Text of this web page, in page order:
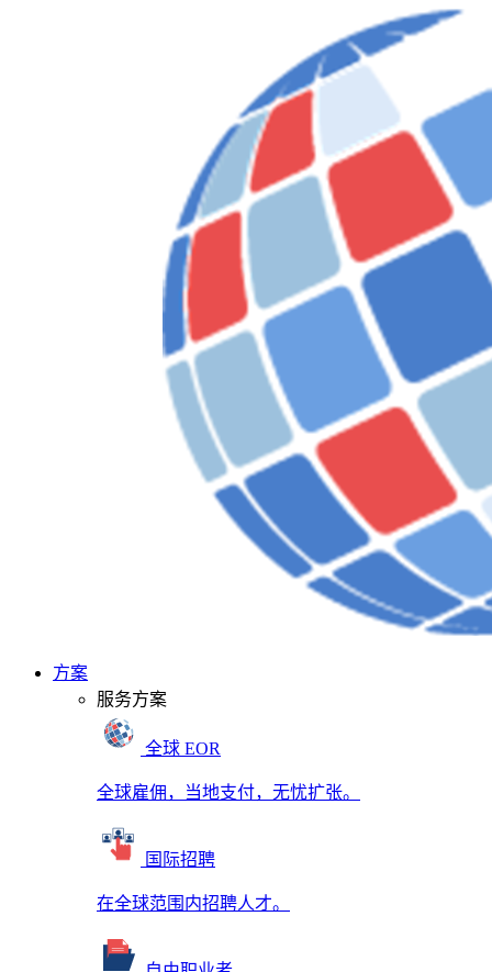
方案
服务方案
全球 EOR
全球雇佣，当地支付，无忧扩张。
国际招聘
在全球范围内招聘人才。